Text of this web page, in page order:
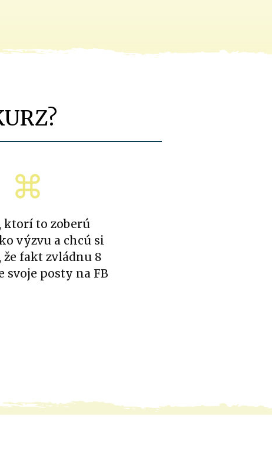
ktorí to zoberú
výzvu a chcú si
že fakt zvládnu 8
svoje posty na FB